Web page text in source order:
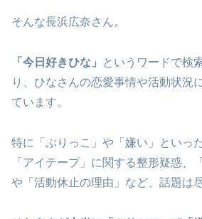
そんな長浜広奈さん。
「今日好きひな」
というワードで検
り、ひなさんの恋愛事情や活動状況
ています。
特に「ぶりっこ」や「嫌い」といっ
「アイテープ」に関する整形疑惑、
や「活動休止の理由」など、話題は